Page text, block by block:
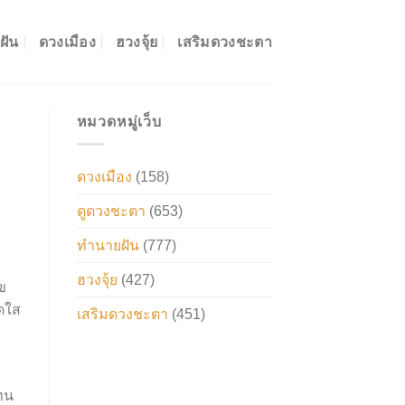
น ดวงเมือง ฮวงจุ้ย เสริมดวงชะตา
ใส
น
หมวดหมู่เว็บ
ดวงเมือง (158)
ดูดวงชะตา (653)
ทำนายฝัน(777)
ฮวงจุ้ย (427)
เสริมดวงชะตา (451)